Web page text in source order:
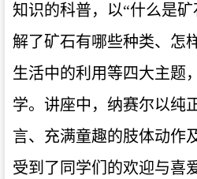
知识的科普，以“什么是
解了矿石有哪些种类、怎
生活中的利用等四大主题
学。讲座中，纳赛尔以纯
言、充满童趣的肢体动作
受到了同学们的欢迎与喜